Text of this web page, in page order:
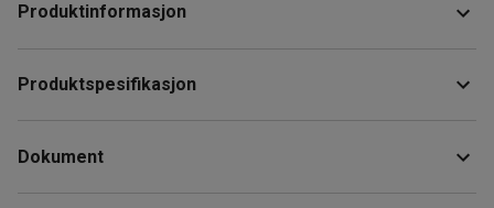
Produktinformasjon
som ligger stabilt. Kan kombineres med plate. Treslaget er
Egnet for flere typer virksomheter med kreativ innredning.
Produktspesifikasjon
Bredde: 1315
Dokument